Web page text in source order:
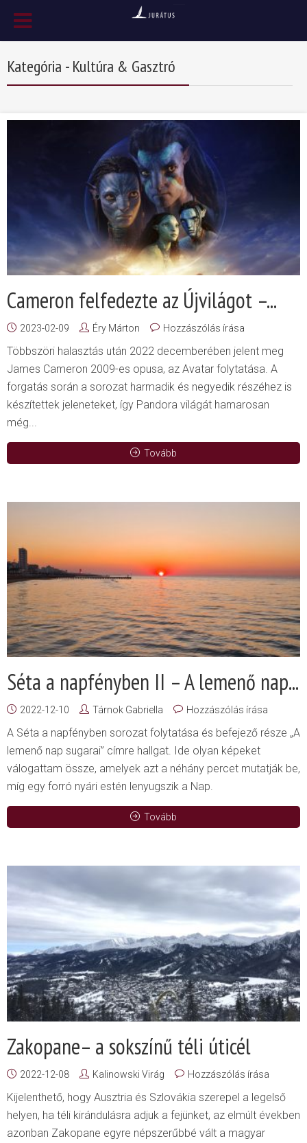
Kategória - Kultúra & Gasztró
Cameron felfedezte az Újvilágot –...
2023-02-09 Éry Márton Hozzászólás írása
Többszöri halasztás után 2022 decemberében jelent meg
James Cameron 2009-es opusa, az Avatar folytatása. A
forgatás során a sorozat harmadik és negyedik részéhez is
készítettek jeleneteket, így Pandora világát hamarosan
még...
Tovább
Séta a napfényben II – A lemenő nap...
2022-12-10 Tárnok Gabriella Hozzászólás írása
A Séta a napfényben sorozat folytatása és befejező része „A
lemenő nap sugarai” címre hallgat. Ide olyan képeket
válogattam össze, amelyek azt a néhány percet mutatják be,
míg egy forró nyári estén lenyugszik a Nap.
Tovább
Zakopane– a sokszínű téli úticél
2022-12-08 Kalinowski Virág Hozzászólás írása
Kijelenthető, hogy Ausztria és Szlovákia szerepel a legelső
helyen, ha téli kirándulásra adjuk a fejünket, az elmúlt években
azonban Zakopane egyre népszerűbbé vált a magyar